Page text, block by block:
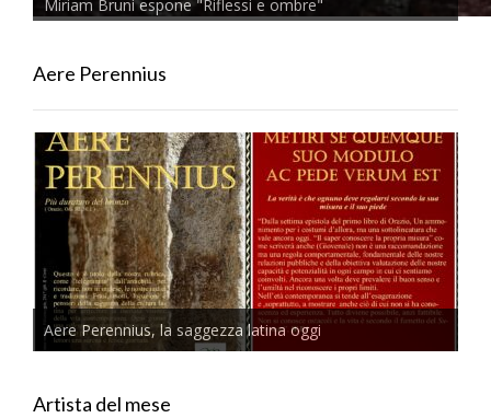
Miriam Bruni espone "Riflessi e ombre"
Aere Perennius
Aere Perennius, la saggezza latina oggi
Artista del mese